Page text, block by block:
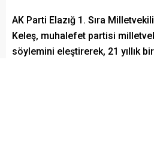
AK Parti Elazığ 1. Sıra
Keleş, muhalefet partisi
söylemini eleştirerek, 21 yıllık